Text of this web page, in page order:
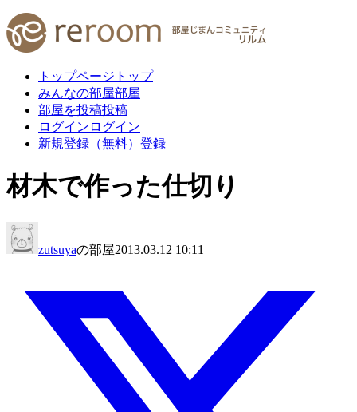
トップページ トップ
みんなの部屋部屋
部屋を投稿投稿
ログイン ログイン
新規登録（無料） 登録
材木で作った仕切り
zutsuyaの部屋2013.03.12 10:11